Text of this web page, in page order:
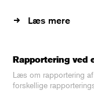
Læs mere
Rapportering ved
Læs om rapportering
forskellige